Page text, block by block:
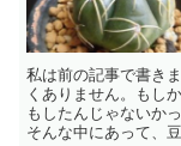
私は前の記事で書き
くありません。もし
もしたんじゃないか
そんな中にあって、